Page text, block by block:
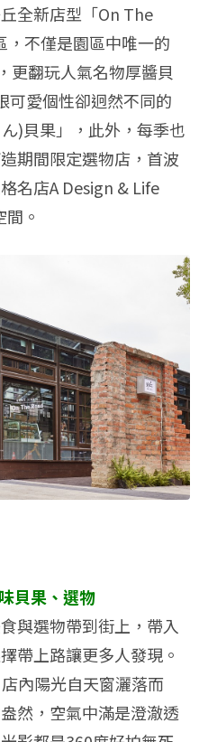
全新店型「On The
，不僅是園區中唯一的
更翻玩人氣名物厚醬貝
可愛個性卻迥然不同的
)貝果」，此外，每季也
期間限定選物店，首波
名店A Design & Life
。
貝果、選物
與選物帶到街上，帶入
帶上路讓更多人發現。
內陽光自天窗灑落而
然，空氣中滿是澄澈透